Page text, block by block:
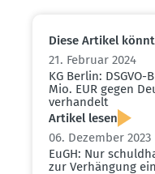
Diese Artikel
21. Februar 2024
KG Berlin:
Mio. EUR gegen
verhandelt
Artikel lesen
06. Dezember 2023
EuGH: Nur
zur Verhängung